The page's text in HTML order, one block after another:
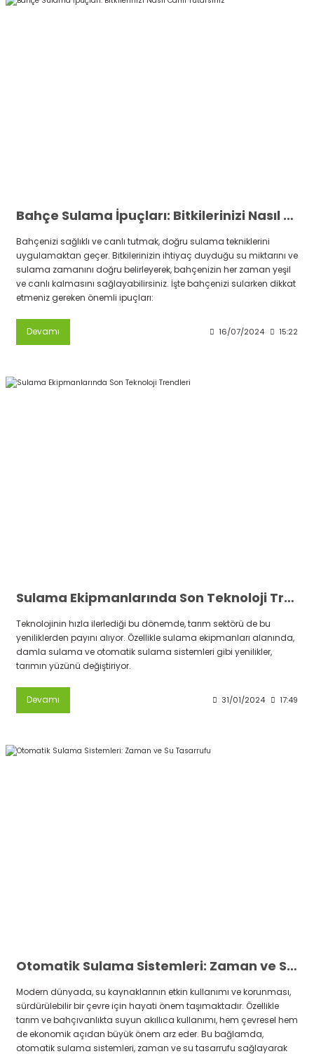
Bahçe Sulama İpuçları: Bitkilerinizi Nasıl Canlı Tutarsınız
Bahçenizi sağlıklı ve canlı tutmak, doğru sulama tekniklerini
uygulamaktan geçer. Bitkilerinizin ihtiyaç duyduğu su miktarını ve
sulama zamanını doğru belirleyerek, bahçenizin her zaman yeşil
ve canlı kalmasını sağlayabilirsiniz. İşte bahçenizi sularken dikkat
etmeniz gereken önemli ipuçları:
Devamı 16/07/2024 15:22
Sulama Ekipmanlarında Son Teknoloji Trendleri
Teknolojinin hızla ilerlediği bu dönemde, tarım sektörü de bu
yeniliklerden payını alıyor. Özellikle sulama ekipmanları alanında,
damla sulama ve otomatik sulama sistemleri gibi yenilikler,
tarımın yüzünü değiştiriyor.
Devamı 31/01/2024 17:49
Otomatik Sulama Sistemleri: Zaman ve Su Tasarrufu
Modern dünyada, su kaynaklarının etkin kullanımı ve korunması,
sürdürülebilir bir çevre için hayati önem taşımaktadır. Özellikle
tarım ve bahçıvanlıkta suyun akıllıca kullanımı, hem çevresel hem
de ekonomik açıdan büyük önem arz eder. Bu bağlamda,
otomatik sulama sistemleri, zaman ve su tasarrufu sağlayarak